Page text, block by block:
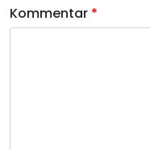
Kommentar *